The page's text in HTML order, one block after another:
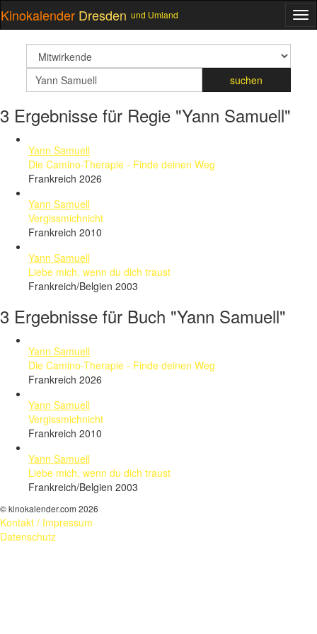
Kinokalender Dresden und Umland
suchfeld
Suchbegriff
suchen
3 Ergebnisse für Regie "Yann Samuell"
Yann Samuell
Die Camino-Therapie - Finde deinen Weg
Frankreich 2026
Yann Samuell
Vergissmichnicht
Frankreich 2010
Yann Samuell
Liebe mich, wenn du dich traust
Frankreich/Belgien 2003
3 Ergebnisse für Buch "Yann Samuell"
Yann Samuell
Die Camino-Therapie - Finde deinen Weg
Frankreich 2026
Yann Samuell
Vergissmichnicht
Frankreich 2010
Yann Samuell
Liebe mich, wenn du dich traust
Frankreich/Belgien 2003
© kinokalender.com 2026
Kontakt / Impressum
Datenschutz